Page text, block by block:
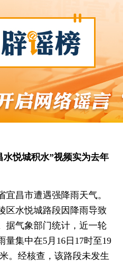
水悦城积水”视频实为去年
宜昌市遭遇强降雨天气。
区水悦城路段因降雨导致
据气象部门统计，近一轮
量集中在5月16日17时至19
。经核查，该路段未发生